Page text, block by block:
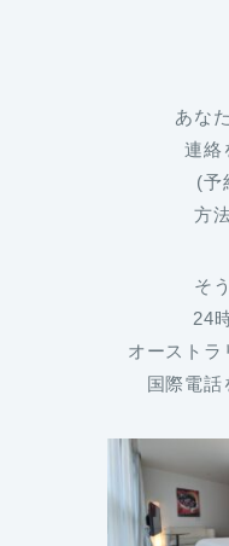
あな
連絡
(予
方
そ
24
オーストラ
国際電話